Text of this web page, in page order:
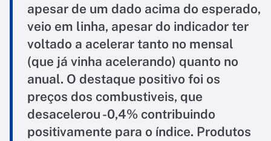
apesar de um dado acima do esperado,
veio em linha, apesar do indicador ter
voltado a acelerar tanto no mensal
(que já vinha acelerando) quanto no
anual. O destaque positivo foi os
preços dos combustiveis, que
desacelerou -0,4% contribuindo
positivamente para o índice. Produtos